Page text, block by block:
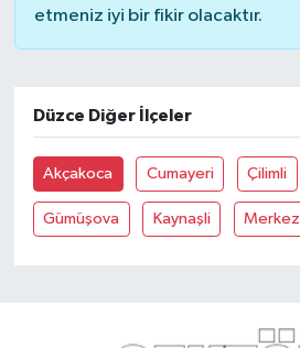
etmeniz iyi bir fikir olacaktır.
Düzce Diğer İlçeler
Akçakoca Cumayeri Çilimli
Gümüşova Kaynaşli Merkez